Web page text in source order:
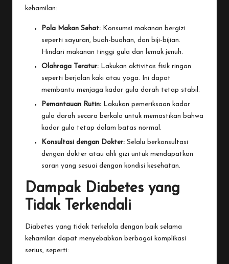
kehamilan:
Pola Makan Sehat: Konsumsi makanan bergizi
seperti sayuran, buah-buahan, dan biji-bijian.
Hindari makanan tinggi gula dan lemak jenuh.
Olahraga Teratur: Lakukan aktivitas fisik ringan
seperti berjalan kaki atau yoga. Ini dapat
membantu menjaga kadar gula darah tetap stabil.
Pemantauan Rutin: Lakukan pemeriksaan kadar
gula darah secara berkala untuk memastikan bahwa
kadar gula tetap dalam batas normal.
Konsultasi dengan Dokter: Selalu berkonsultasi
dengan dokter atau ahli gizi untuk mendapatkan
saran yang sesuai dengan kondisi kesehatan.
Dampak Diabetes yang
Tidak Terkendali
Diabetes yang tidak terkelola dengan baik selama
kehamilan dapat menyebabkan berbagai komplikasi
serius, seperti: